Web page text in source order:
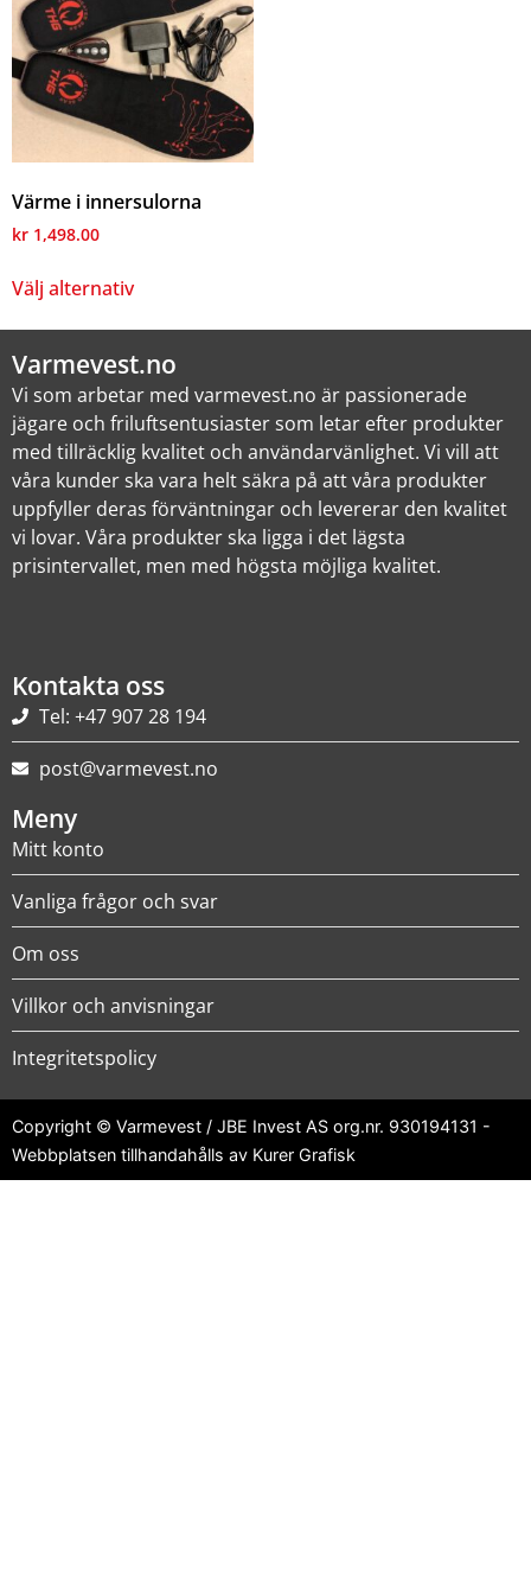
Värme i innersulorna
kr 1,498.00
Välj alternativ
Varmevest.no
Vi som arbetar med varmevest.no är passionerade
jägare och friluftsentusiaster som letar efter produkter
med tillräcklig kvalitet och användarvänlighet. Vi vill att
våra kunder ska vara helt säkra på att våra produkter
uppfyller deras förväntningar och levererar den kvalitet
vi lovar. Våra produkter ska ligga i det lägsta
prisintervallet, men med högsta möjliga kvalitet.
Kontakta oss
Tel: +47 907 28 194
post@varmevest.no
Meny
Mitt konto
Vanliga frågor och svar
Om oss
Villkor och anvisningar
Integritetspolicy
Copyright © Varmevest / JBE Invest AS org.nr. 930194131 -
Webbplatsen tillhandahålls av Kurer Grafisk